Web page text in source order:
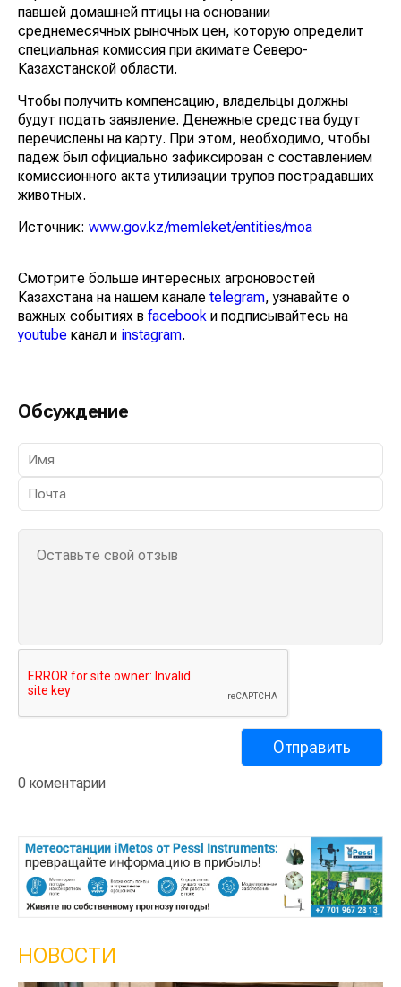
павшей домашней птицы на основании
среднемесячных рыночных цен, которую определит
специальная комиссия при акимате Северо-
Казахстанской области.
Чтобы получить компенсацию, владельцы должны
будут подать заявление. Денежные средства будут
перечислены на карту. При этом, необходимо, чтобы
падеж был официально зафиксирован с составлением
комиссионного акта утилизации трупов пострадавших
животных.
Источник: www.gov.kz/memleket/entities/moa
Смотрите больше интересных агроновостей
Казахстана на нашем канале telegram, узнавайте о
важных событиях в facebook и подписывайтесь на
youtube канал и instagram.
Обсуждение
0 коментарии
НОВОСТИ